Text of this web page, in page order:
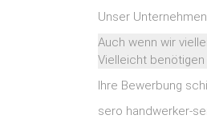
Unser
Auch wenn wir
Vielleicht benötigen
Ihre Bewerbung
sero handwerker-